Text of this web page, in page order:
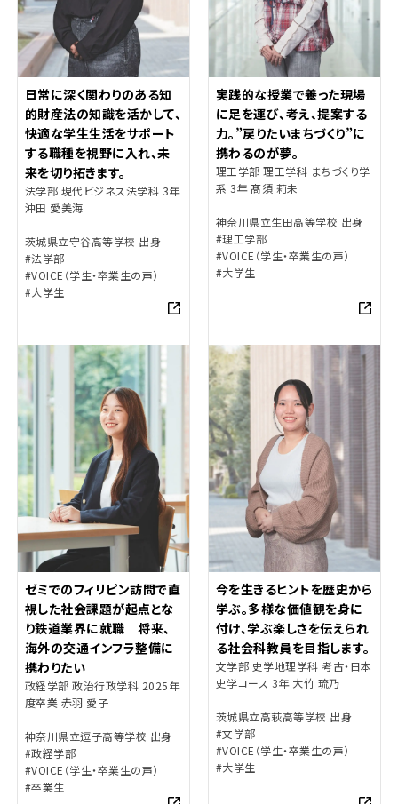
日常に深く関わりのある知
的財産法の知識を活かして、
快適な学生生活をサポート
する職種を視野に入れ、未
来を切り拓きます。
法学部 現代ビジネス法学科 3年
沖田 愛美海
茨城県立守谷高等学校 出身
#法学部
#VOICE（学生・卒業生の声）
#大学生
実践的な授業で養った現場
に足を運び、考え、提案する
力。”戻りたいまちづくり”に
携わるのが夢。
理工学部 理工学科 まちづくり学
系 3年 髙須 莉未
神奈川県立生田高等学校 出身
#理工学部
#VOICE（学生・卒業生の声）
#大学生
ゼミでのフィリピン訪問で直
視した社会課題が起点とな
り鉄道業界に就職 将来、
海外の交通インフラ整備に
携わりたい
政経学部 政治行政学科 2025年
度卒業 赤羽 愛子
神奈川県立逗子高等学校 出身
#政経学部
#VOICE（学生・卒業生の声）
#卒業生
今を生きるヒントを歴史から
学ぶ。多様な価値観を身に
付け、学ぶ楽しさを伝えられ
る社会科教員を目指します。
文学部 史学地理学科 考古・日本
史学コース 3年 大竹 琉乃
茨城県立高萩高等学校 出身
#文学部
#VOICE（学生・卒業生の声）
#大学生